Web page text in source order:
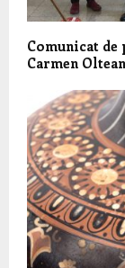
Comunicat
Carmen